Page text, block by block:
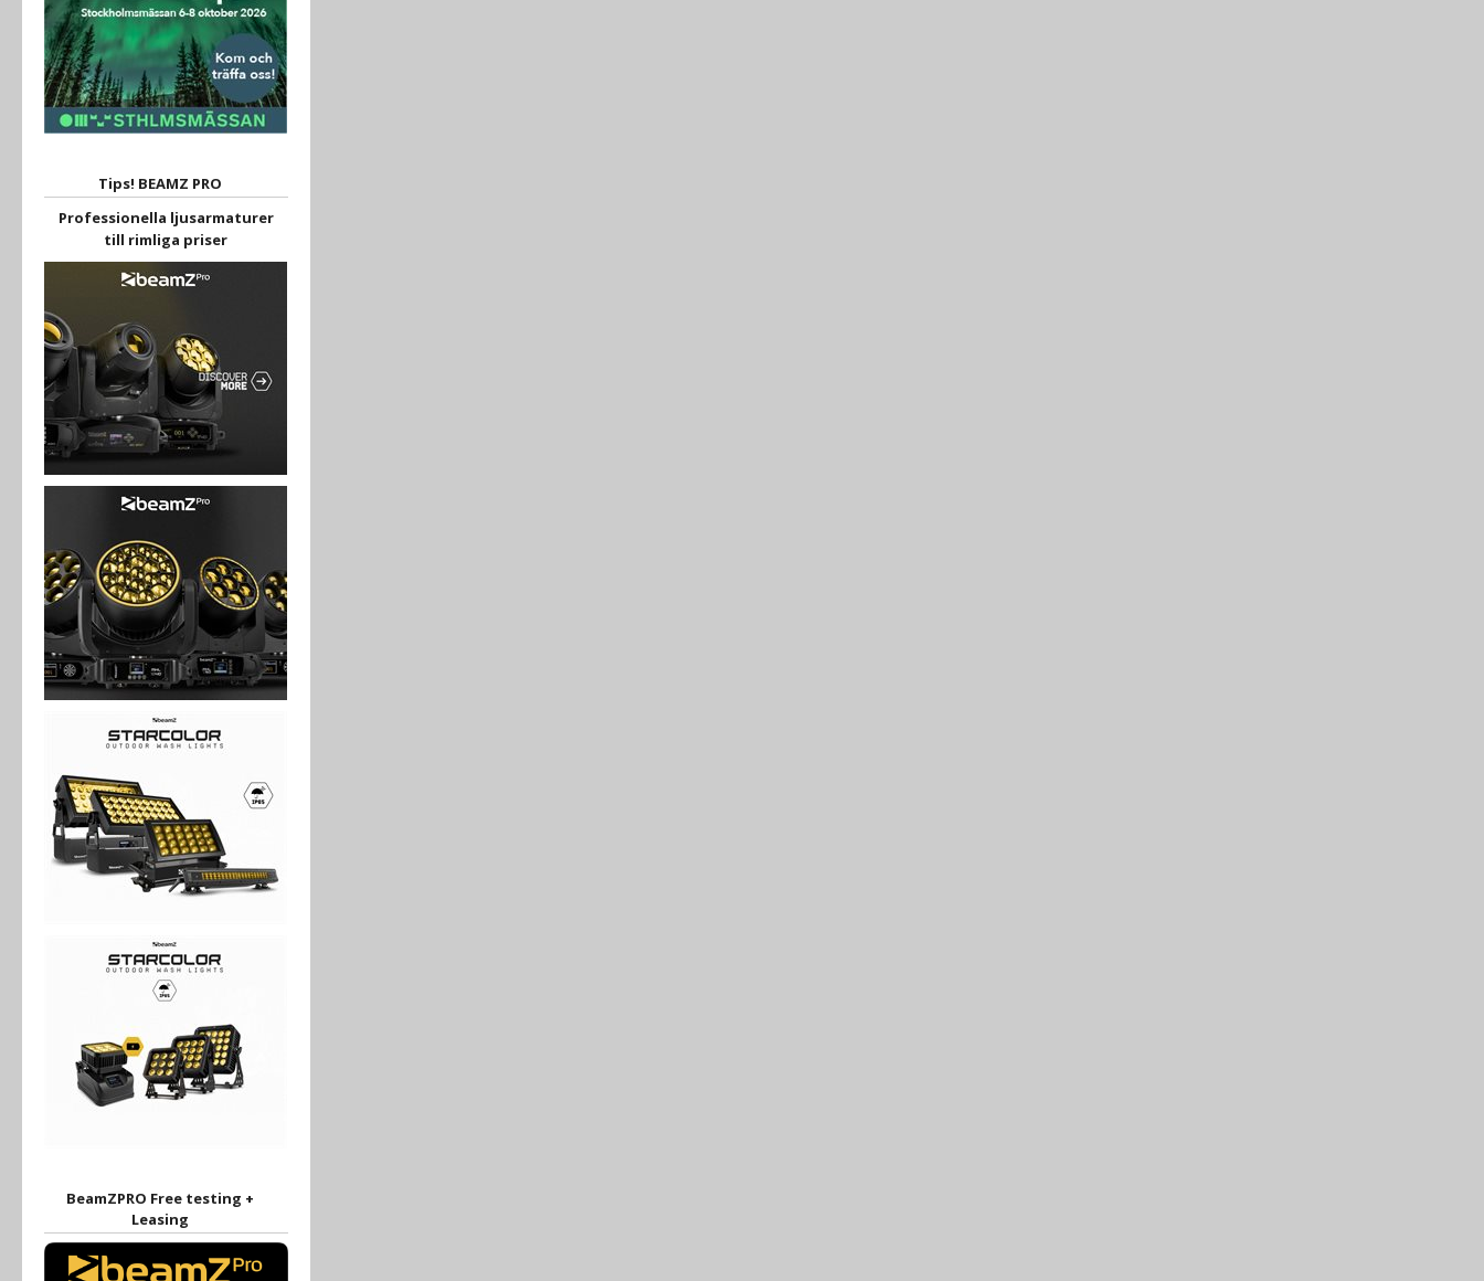
Tips! BEAMZ PRO
Professionella ljusarmaturer
till rimliga priser
BeamZPRO Free testing +
Leasing